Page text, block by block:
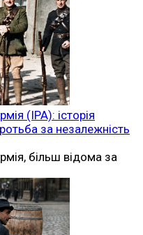
(ІРА): історія
за незалежність
більш відома за